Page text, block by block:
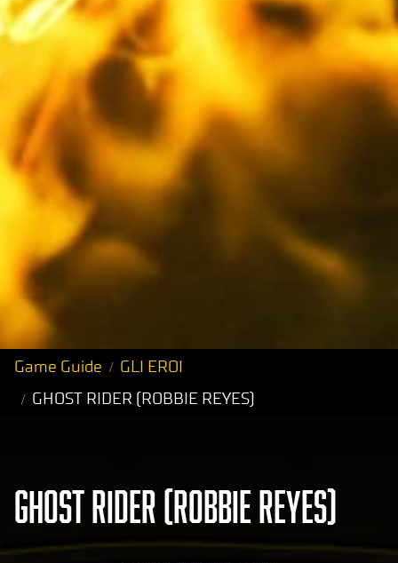
Game Guide
GLI EROI
GHOST RIDER (ROBBIE REYES)
GHOST RIDER (ROBBIE REYES)